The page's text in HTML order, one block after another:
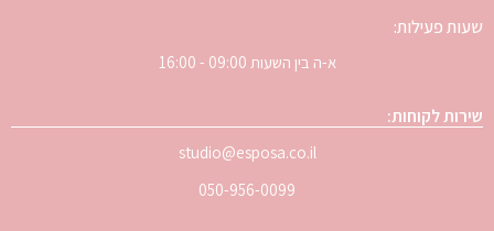
שעות פעילות:
א-ה בין השעות 09:00 - 16:00
שירות לקוחות:
studio@esposa.co.il
050-956-0099